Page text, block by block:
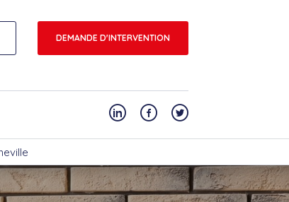
DEMANDE D'INTERVENTION